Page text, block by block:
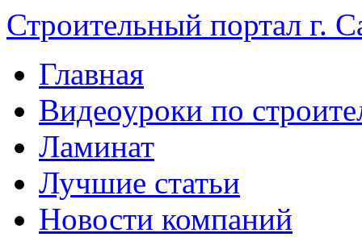
Строительный портал г.
Главная
Видеоуроки по
Ламинат
Лучшие статьи
Новости компаний